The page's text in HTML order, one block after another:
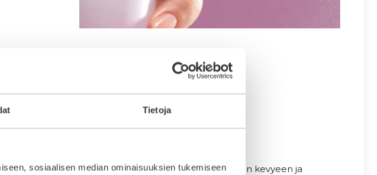
Tietoja
sosiaalisen median ominaisuuksien tukemiseen
ja elinvoimaa kaipaavalle iholle.
suojamuurin vahvistamisen ja anti-age-hoidon yhteen kevyeen ja